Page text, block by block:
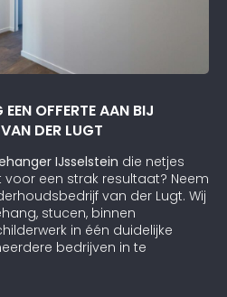
OFFERTE AAN BIJ
DER LUGT
IJsselstein die netjes
een strak resultaat? Neem
van der Lugt. Wij
stucen, binnen
in één duidelijke
bedrijven in te